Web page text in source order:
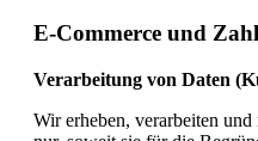
E-Commerce und
Verarbeitung von Daten
Wir erheben, verarbeiten und